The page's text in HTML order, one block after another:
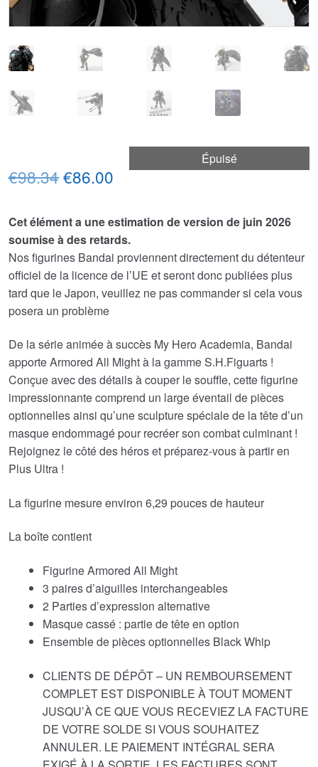
Épuisé
€98.34Le
initial
était :
€98.34.
€86.00 Le
actuel
est :
€86.00.
Cet élément a une estimation de version de juin 2026
soumise à des retards.
Nos figurines Bandai proviennent directement du détenteur
officiel de la licence de l’UE et seront donc publiées plus
tard que le Japon, veuillez ne pas commander si cela vous
posera un problème
De la série animée à succès My Hero Academia, Bandai
apporte Armored All Might à la gamme S.H.Figuarts !
Conçue avec des détails à couper le souffle, cette figurine
impressionnante comprend un large éventail de pièces
optionnelles ainsi qu’une sculpture spéciale de la tête d’un
masque endommagé pour recréer son combat culminant !
Rejoignez le côté des héros et préparez-vous à partir en
Plus Ultra !
La figurine mesure environ 6,29 pouces de hauteur
La boîte contient
Figurine Armored All Might
3 paires d’aiguilles interchangeables
2 Parties d’expression alternative
Masque cassé : partie de tête en option
Ensemble de pièces optionnelles Black Whip
CLIENTS DE DÉPÔT – UN REMBOURSEMENT
COMPLET EST DISPONIBLE À TOUT MOMENT
JUSQU’À CE QUE VOUS RECEVIEZ LA FACTURE
DE VOTRE SOLDE SI VOUS SOUHAITEZ
ANNULER. LE PAIEMENT INTÉGRAL SERA